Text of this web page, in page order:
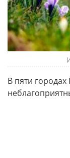
В пяти